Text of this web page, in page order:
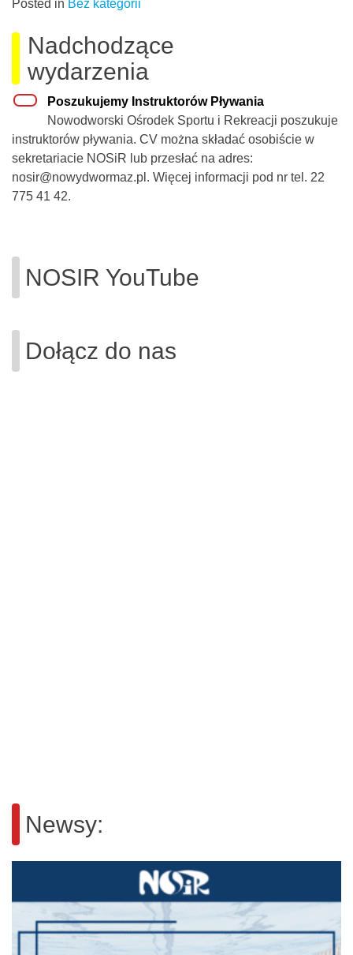
Posted in Bez kategorii
Nadchodzące
wydarzenia
Poszukujemy Instruktorów Pływania
Nowodworski Ośrodek Sportu i Rekreacji poszukuje
instruktorów pływania. CV można składać osobiście w
sekretariacie NOSiR lub przesłać na adres:
nosir@nowydwormaz.pl. Więcej informacji pod nr tel. 22
775 41 42.
NOSIR YouTube
Dołącz do nas
Newsy: